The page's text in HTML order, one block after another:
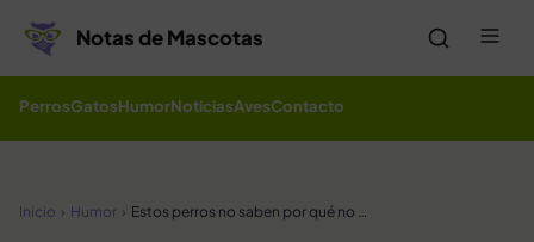
Notas de Mascotas
PerrosGatosHumorNoticiasAvesContacto
Inicio Humor Estos perros no saben por qué no les tiran la pelota